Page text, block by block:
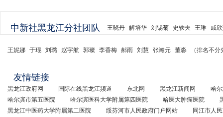
中新社黑龙江分社团队 王晓丹 解培华 刘锡菊 史轶夫 王琳 戚
王妮娜 于琨 刘璐 赵宇航 郭璨 李香梅 郝雨 刘慧 张瀚元 董淼 （排名不
友情链接
黑龙江政府网 国际在线黑龙江频道 东北网 黑龙江新闻网
哈
哈尔滨市第五医院
哈尔滨医科大学附属第四医院 哈医大肿瘤医院
黑龙江中医药大学附属第二医院
绥芬河市人民政府门户网站
同江市人